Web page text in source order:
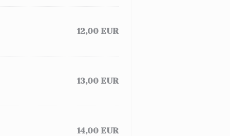
12,00 EUR
13,00 EUR
14,00 EUR